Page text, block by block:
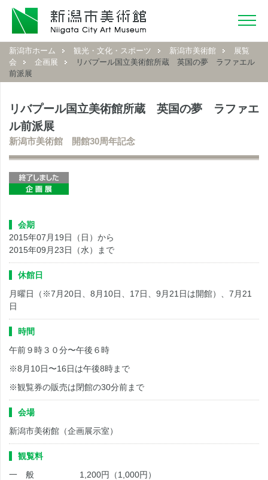
新潟市ホーム 観光・文化・スポーツ 新潟市美術館
展覧
会
企画展
リバプール国立美術館所蔵 英国の夢 ラファエル
前派展
リバプール国立美術館所蔵 英国の夢 ラファエ
ル前派展
新潟市美術館 開館30周年記念
会期
2015年07月19日（日）から
2015年09月23日（水）まで
休館日
月曜日（※7月20日、8月10日、17日、9月21日は開館）、7月21
日
時間
午前９時３０分〜午後６時
※8月10日〜16日は午後8時まで
※観覧券の販売は閉館の30分前まで
会場
新潟市美術館（企画展示室）
観覧料
一 般 1,200円（1,000円）